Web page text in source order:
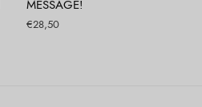
MESSAGE!
€28,50